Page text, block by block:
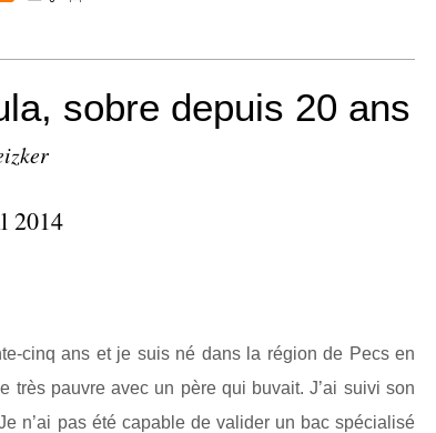
sobre depuis 20 ans
2014
cinq ans et je suis né dans la région de Pecs en
très pauvre avec un père qui buvait. J’ai suivi son
n’ai pas été capable de valider un bac spécialisé